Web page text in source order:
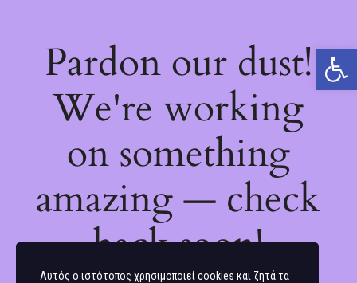
Ανοίξτε τη γραμμή εργαλείων
Pardon our dust!
We're working
on something
amazing — check
back soon!
Αυτός ο ιστότοπος χρησιμοποιεί cookies και ζητά τα